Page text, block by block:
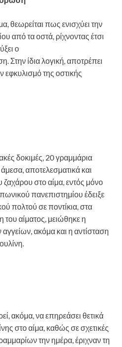
θεωρείται πως ενισχύει την
από τα οστά, ρίχνοντας έτσι
ο
Στην ίδια λογική, αποτρέπει
της οστικής
δοκιμές, 20 γραμμάρια
αποτελεσματικά και
ζαχάρου στο αίμα, εντός μόνο
πανεπιστημίου έδειξε
πολτού σε ποντίκια, στα
του αίματος, μειώθηκε η
ακόμα και η αντίσταση
ακόμα, να επηρεάσει θετικά
στο αίμα, καθώς σε σχετικές
την ημέρα, έριχναν τη